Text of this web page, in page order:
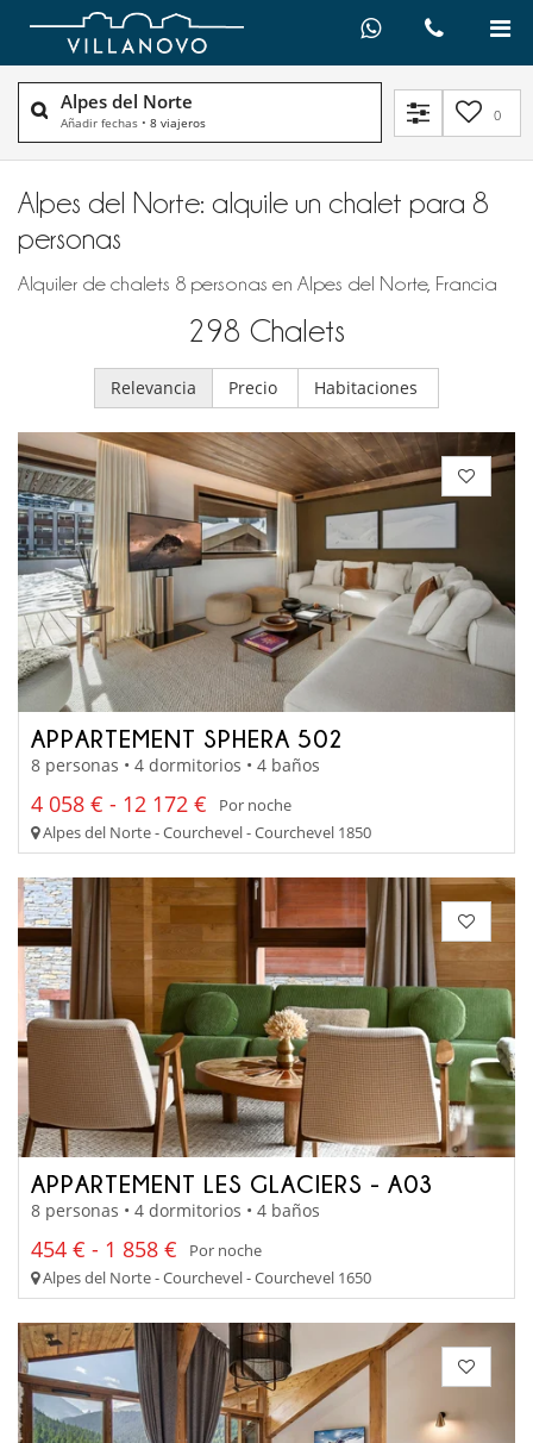
Alpes del Norte
Añadir fechas • 8 viajeros 0
Alpes del Norte: alquile un chalet para 8
personas
Alquiler de chalets 8 personas en Alpes del Norte, Francia
298 Chalets
Relevancia Precio Habitaciones
APPARTEMENT SPHERA 502
8 personas • 4 dormitorios • 4 baños
4 058 € - 12 172 €
Por noche
Alpes del Norte - Courchevel - Courchevel 1850
APPARTEMENT LES GLACIERS - A03
8 personas • 4 dormitorios • 4 baños
454 € - 1 858 €
Por noche
Alpes del Norte - Courchevel - Courchevel 1650